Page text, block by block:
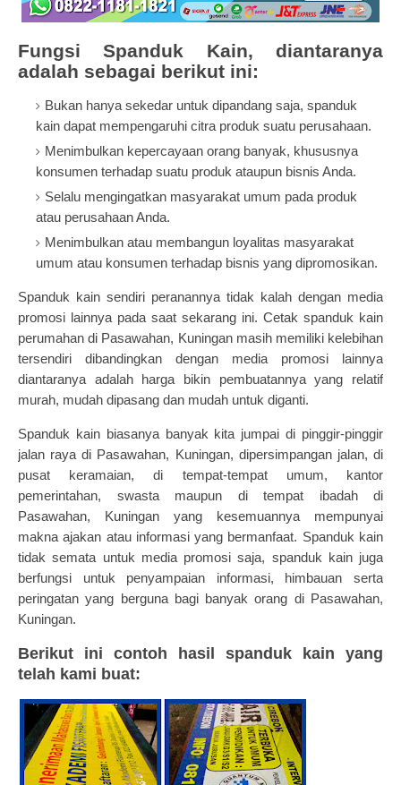
Fungsi Spanduk Kain, diantaranya
adalah sebagai berikut ini:
Bukan hanya sekedar untuk dipandang saja, spanduk
kain dapat mempengaruhi citra produk suatu perusahaan.
Menimbulkan kepercayaan orang banyak, khususnya
konsumen terhadap suatu produk ataupun bisnis Anda.
Selalu mengingatkan masyarakat umum pada produk
atau perusahaan Anda.
Menimbulkan atau membangun loyalitas masyarakat
umum atau konsumen terhadap bisnis yang dipromosikan.
Spanduk kain sendiri peranannya tidak kalah dengan media
promosi lainnya pada saat sekarang ini. Cetak spanduk kain
perumahan di Pasawahan, Kuningan masih memiliki kelebihan
tersendiri dibandingkan dengan media promosi lainnya
diantaranya adalah harga bikin pembuatannya yang relatif
murah, mudah dipasang dan mudah untuk diganti.
Spanduk kainbiasanya banyak kita jumpai di pinggir-pinggir
jalan raya di Pasawahan, Kuningan, dipersimpangan jalan, di
pusat keramaian, di tempat-tempat umum, kantor
pemerintahan, swasta maupun di tempat ibadah di
Pasawahan, Kuningan yang kesemuannya mempunyai
makna ajakan atau informasi yang bermanfaat. Spanduk kain
tidak semata untuk media promosi saja, spanduk kainjuga
berfungsi untuk penyampaian informasi, himbauan serta
peringatan yang berguna bagi banyak orang di Pasawahan,
Kuningan.
Berikut ini contoh hasil spanduk kain yang
telah kami buat: